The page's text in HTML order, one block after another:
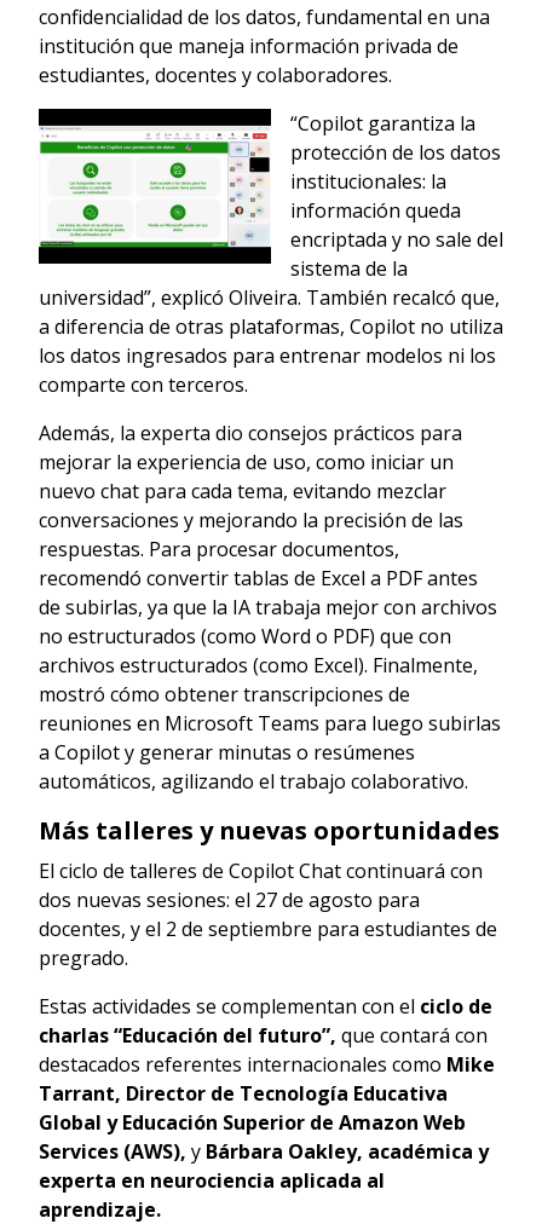
confidencialidad de los datos, fundamental en una
institución que maneja información privada de
estudiantes, docentes y colaboradores.
“Copilot garantiza la
protección de los datos
institucionales: la
información queda
encriptada y no sale del
sistema de la
universidad”, explicó Oliveira. También recalcó que,
a diferencia de otras plataformas, Copilot no utiliza
los datos ingresados para entrenar modelos ni los
comparte con terceros.
Además, la experta dio consejos prácticos para
mejorar la experiencia de uso, como iniciar un
nuevo chat para cada tema, evitando mezclar
conversaciones y mejorando la precisión de las
respuestas. Para procesar documentos,
recomendó convertir tablas de Excel a PDF antes
de subirlas, ya que la IA trabaja mejor con archivos
no estructurados (como Word o PDF) que con
archivos estructurados (como Excel). Finalmente,
mostró cómo obtener transcripciones de
reuniones en Microsoft Teams para luego subirlas
a Copilot y generar minutas o resúmenes
automáticos, agilizando el trabajo colaborativo.
Más talleres y nuevas oportunidades
El ciclo de talleres de Copilot Chat continuará con
dos nuevas sesiones: el 27 de agosto para
docentes, y el 2 de septiembre para estudiantes de
pregrado.
Estas actividades se complementan con el ciclo de
charlas “Educación del futuro”, que contará con
destacados referentes internacionales como Mike
Tarrant, Director de Tecnología Educativa
Global y Educación Superior de Amazon Web
Services (AWS), y Bárbara Oakley, académica y
experta en neurociencia aplicada al
aprendizaje.